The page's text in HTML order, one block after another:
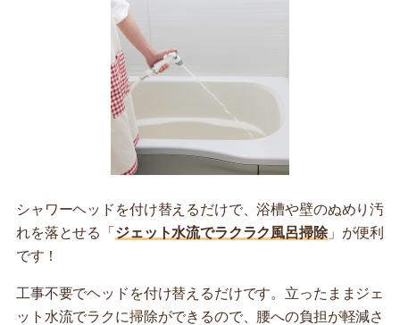
シャワーヘッドを付け替えるだけで、浴槽や壁のぬめり汚
れを落とせる「 ジェット水流でラクラク風呂掃除」が便利
です！
工事不要でヘッドを付け替えるだけです。立ったままジェ
ット水流でラクに掃除ができるので、腰への負担が軽減さ